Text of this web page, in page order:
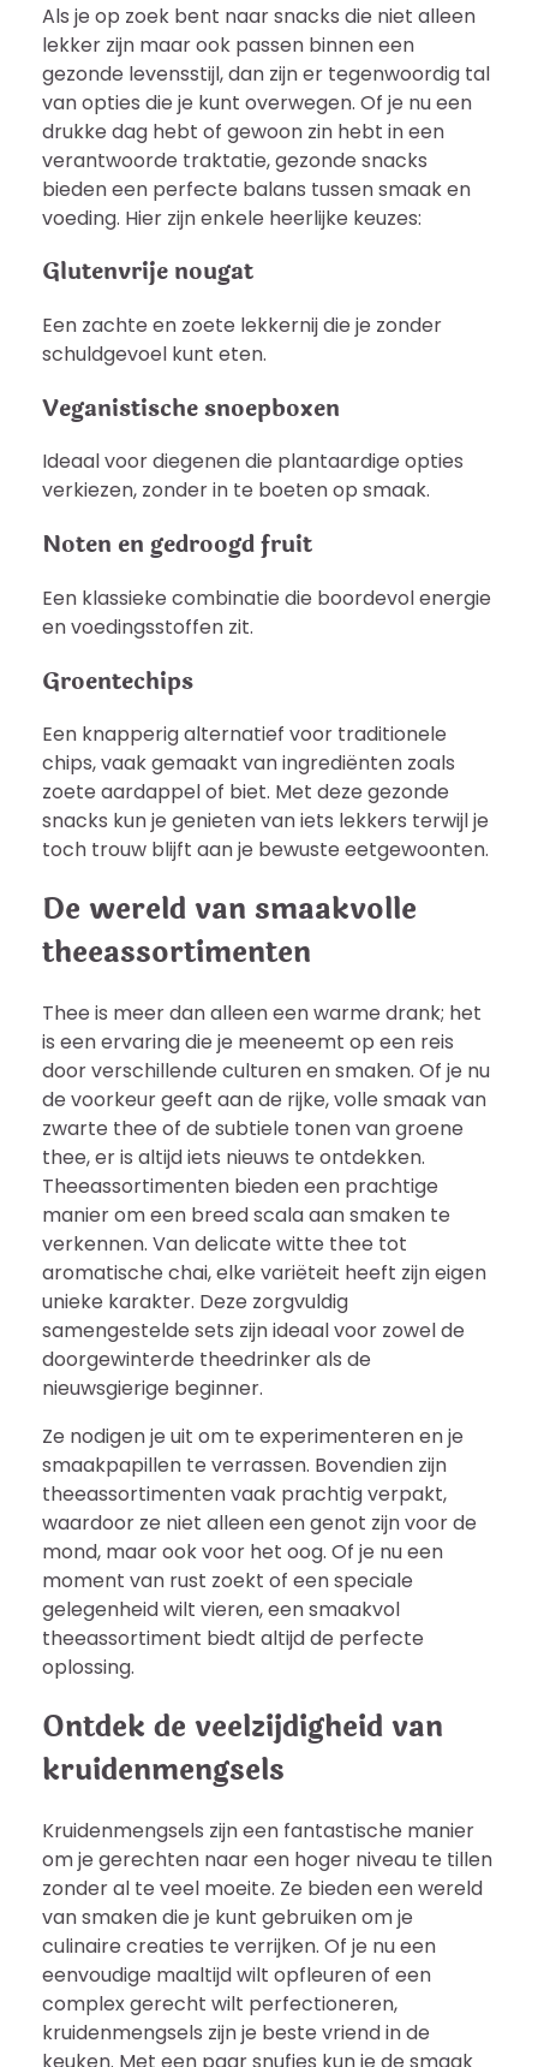
Als je op zoek bent naar snacks die niet alleen
lekker zijn maar ook passen binnen een
gezonde levensstijl, dan zijn er tegenwoordig tal
van opties die je kunt overwegen. Of je nu een
drukke dag hebt of gewoon zin hebt in een
verantwoorde traktatie, gezonde snacks
bieden een perfecte balans tussen smaak en
voeding. Hier zijn enkele heerlijke keuzes:
Glutenvrije nougat
Een zachte en zoete lekkernij die je zonder
schuldgevoel kunt eten.
Veganistische snoepboxen
Ideaal voor diegenen die plantaardige opties
verkiezen, zonder in te boeten op smaak.
Noten en gedroogd fruit
Een klassieke combinatie die boordevol energie
en voedingsstoffen zit.
Groentechips
Een knapperig alternatief voor traditionele
chips, vaak gemaakt van ingrediënten zoals
zoete aardappel of biet. Met deze gezonde
snacks kun je genieten van iets lekkers terwijl je
toch trouw blijft aan je bewuste eetgewoonten.
De wereld van smaakvolle
theeassortimenten
Thee is meer dan alleen een warme drank; het
is een ervaring die je meeneemt op een reis
door verschillende culturen en smaken. Of je nu
de voorkeur geeft aan de rijke, volle smaak van
zwarte thee of de subtiele tonen van groene
thee, er is altijd iets nieuws te ontdekken.
Theeassortimenten bieden een prachtige
manier om een breed scala aan smaken te
verkennen. Van delicate witte thee tot
aromatische chai, elke variëteit heeft zijn eigen
unieke karakter. Deze zorgvuldig
samengestelde sets zijn ideaal voor zowel de
doorgewinterde theedrinker als de
nieuwsgierige beginner.
Ze nodigen je uit om te experimenteren en je
smaakpapillen te verrassen. Bovendien zijn
theeassortimenten vaak prachtig verpakt,
waardoor ze niet alleen een genot zijn voor de
mond, maar ook voor het oog. Of je nu een
moment van rust zoekt of een speciale
gelegenheid wilt vieren, een smaakvol
theeassortiment biedt altijd de perfecte
oplossing.
Ontdek de veelzijdigheid van
kruidenmengsels
Kruidenmengsels zijn een fantastische manier
om je gerechten naar een hoger niveau te tillen
zonder al te veel moeite. Ze bieden een wereld
van smaken die je kunt gebruiken om je
culinaire creaties te verrijken. Of je nu een
eenvoudige maaltijd wilt opfleuren of een
complex gerecht wilt perfectioneren,
kruidenmengsels zijn je beste vriend in de